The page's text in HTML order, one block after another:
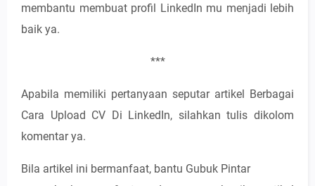
membantu membuat profil LinkedIn mu menjadi lebih
baik ya.
***
Apabila memiliki pertanyaan seputar artikel Berbagai
Cara Upload CV Di LinkedIn, silahkan tulis dikolom
komentar ya.
Bila artikel ini bermanfaat, bantu Gubuk Pintar